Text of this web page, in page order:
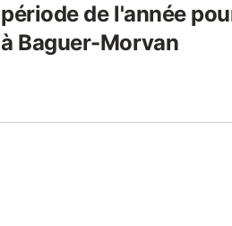
période de l'année
à Baguer-Morvan